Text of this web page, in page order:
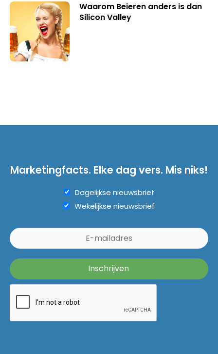
Waarom Beieren anders is dan
Silicon Valley
Marketingfacts. Elke dag vers. Mis niks!
Dagelijkse nieuwsbrief
Wekelijkse nieuwsbrief